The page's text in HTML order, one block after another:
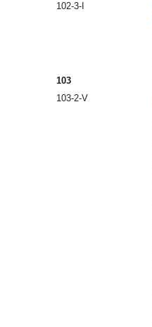
102-3-I
103
103-2-V